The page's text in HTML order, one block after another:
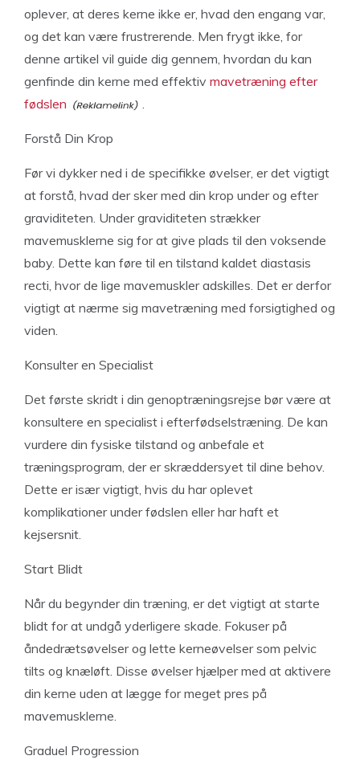
oplever, at deres kerne ikke er, hvad den engang var,
og det kan være frustrerende. Men frygt ikke, for
denne artikel vil guide dig gennem, hvordan du kan
genfinde din kerne med effektiv mavetræning efter
fødslen
.
Forstå Din Krop
Før vi dykker ned i de specifikke øvelser, er det vigtigt
at forstå, hvad der sker med din krop under og efter
graviditeten. Under graviditeten strækker
mavemusklerne sig for at give plads til den voksende
baby. Dette kan føre til en tilstand kaldet diastasis
recti, hvor de lige mavemuskler adskilles. Det er derfor
vigtigt at nærme sig mavetræning med forsigtighed og
viden.
Konsulter en Specialist
Det første skridt i din genoptræningsrejse bør være at
konsultere en specialist i efterfødselstræning. De kan
vurdere din fysiske tilstand og anbefale et
træningsprogram, der er skræddersyet til dine behov.
Dette er især vigtigt, hvis du har oplevet
komplikationer under fødslen eller har haft et
kejsersnit.
Start Blidt
Når du begynder din træning, er det vigtigt at starte
blidt for at undgå yderligere skade. Fokuser på
åndedrætsøvelser og lette kerneøvelser som pelvic
tilts og knæløft. Disse øvelser hjælper med at aktivere
din kerne uden at lægge for meget pres på
mavemusklerne.
Graduel Progression